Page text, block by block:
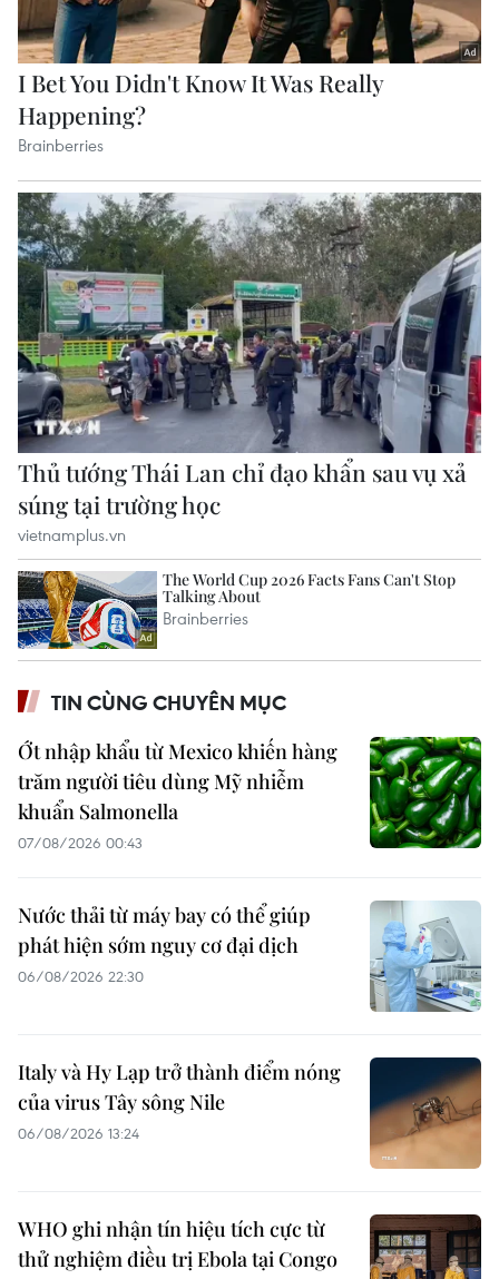
TIN CÙNG CHUYÊN MỤC
Ớt nhập khẩu từ Mexico khiến hàng
trăm người tiêu dùng Mỹ nhiễm
khuẩn Salmonella
07/08/2026 00:43
Nước thải từ máy bay có thể giúp
phát hiện sớm nguy cơ đại dịch
06/08/2026 22:30
Italy và Hy Lạp trở thành điểm nóng
của virus Tây sông Nile
06/08/2026 13:24
WHO ghi nhận tín hiệu tích cực từ
thử nghiệm điều trị Ebola tại Congo